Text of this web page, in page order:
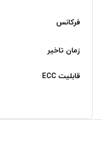
فرکانس
زمان تاخیر
قابلیت ECC